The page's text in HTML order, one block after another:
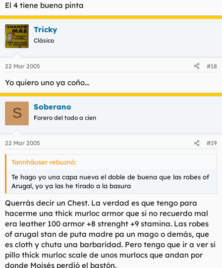
El 4 tiene buena pinta
Tricky
Clásico
22 Mar 2005 #18
Yo quiero uno ya coño...
S Soberano
Forero del todo a cien
22 Mar 2005 #19
Tannhäuser rebuznó:
Te hago yo una capa nueva el doble de buena que las robes of
Arugal, yo ya las he tirado a la basura
Querrás decir un Chest. La verdad es que tengo para
hacerme una thick murloc armor que si no recuerdo mal
era leather 100 armor +8 strenght +9 stamina. Las robes
of arugal stan de puta madre pa un mago o demás, que
es cloth y chuta una barbaridad. Pero tengo que ir a ver si
pillo thick murloc scale de unos murlocs que andan por
donde Moisés perdió el bastón.